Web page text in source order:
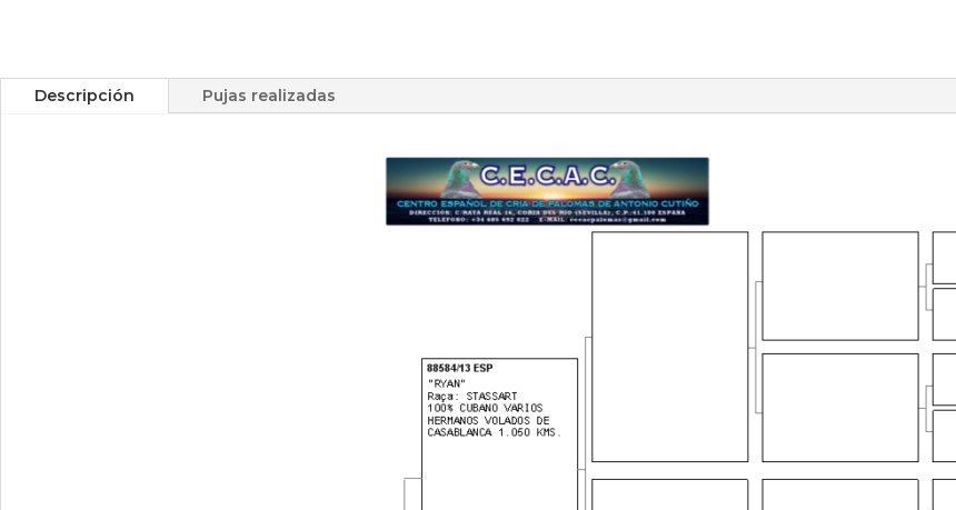
Descripción Pujas realizadas